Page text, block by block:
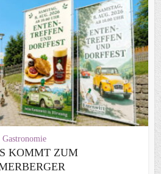
Gastronomie
KOMMT ZUM